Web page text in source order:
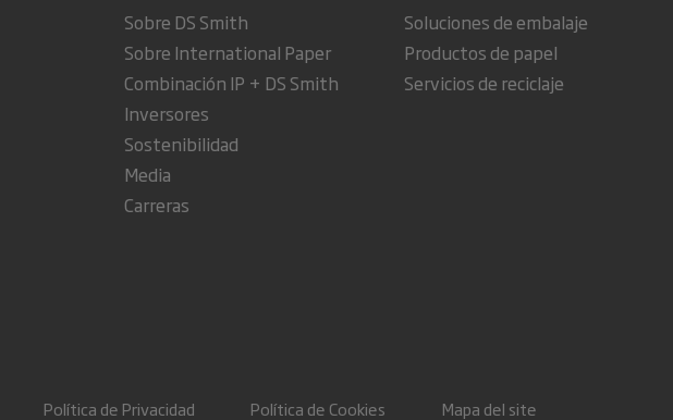
Sobre DS Smith
Sobre International Paper
Combinación IP + DS Smith
Inversores
Sostenibilidad
Media
Carreras
Soluciones de embalaje
Productos de papel
Servicios de reciclaje
Política de Privacidad Política de Cookies
Mapa del site